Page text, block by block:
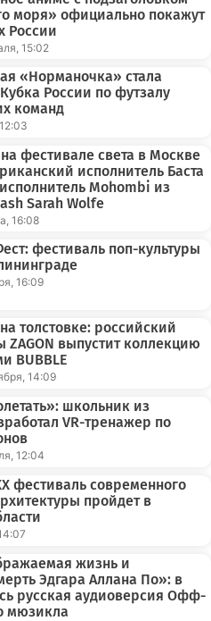
моря» официально покажут
России
15:02
«Норманочка» стала
России по футзалу
команд
фестивале света в Москве
исполнитель Баста
Mohombi из
Sarah Wolfe
16:08
фестиваль поп-культуры
16:09
толстовке: российский
выпустит коллекцию
BUBBLE
14:09
школьник из
VR-тренажер по
12:04
фестиваль современного
пройдет в
жизнь и
Эдгара Аллана По»: в
русская аудиоверсия Офф-
мюзикла